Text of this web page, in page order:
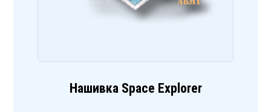
Нашивка Space Explorer